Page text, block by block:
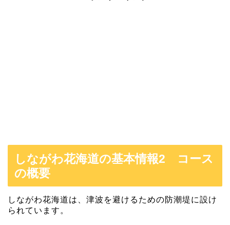
しながわ花海道の基本情報2 コース
の概要
しながわ花海道は、津波を避けるための防潮堤に設け
られています。